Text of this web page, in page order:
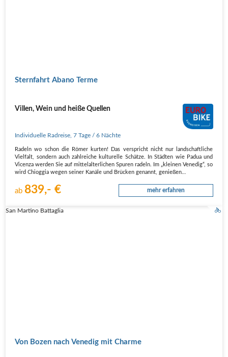
Sternfahrt Abano Terme
Villen, Wein und heiße Quellen
Individuelle Radreise ,7 Tage / 6 Nächte
Radeln wo schon die Römer kurten! Das verspricht nicht nur landschaftliche
Vielfalt, sondern auch zahlreiche kulturelle Schätze. In Städten wie Padua und
Vicenza werden Sie auf mittelalterlichen Spuren radeln. Im „kleinen Venedig“, so
wird Chioggia wegen seiner Kanäle und Brücken genannt, genießen…
ab 839,- € mehr erfahren
San Martino Battaglia
Von Bozen nach Venedig mit Charme